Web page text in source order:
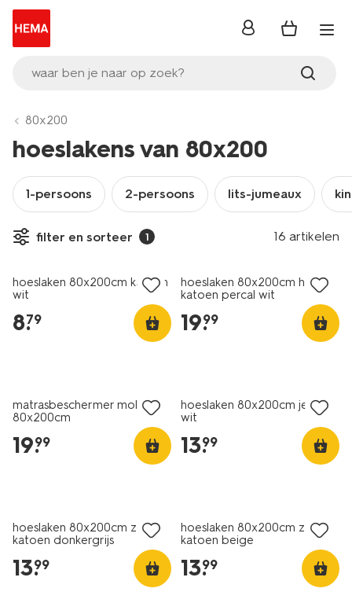
waar ben je naar op zoek?
inloggen
80x200
hoeslakens van 80x200
1-persoons 2-persoons lits-jumeaux
filter en sorteer 1 16 artikelen
hoeslaken 80x200cm katoen
wit
8.
79
hoeslaken 80x200cm hotel
katoen percal wit
19.
99
matrasbeschermer molton
80x200cm
19.
99
hoeslaken 80x200cm jersey
wit
13.
99
hoeslaken 80x200cm zacht
katoen donkergrijs
13.
99
hoeslaken 80x200cm zacht
katoen beige
13.
99